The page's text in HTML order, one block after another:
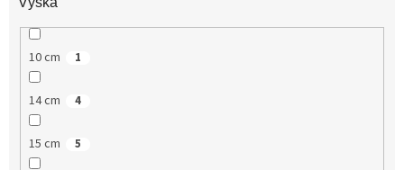
10 cm 1
14 cm 4
15 cm 5